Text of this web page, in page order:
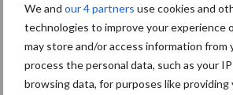
We and our 4 partners use cookies and
technologies to improve your experience
may store and/or access information from
process the personal data, such as your
browsing data, for purposes like providing
Meer lezen over: